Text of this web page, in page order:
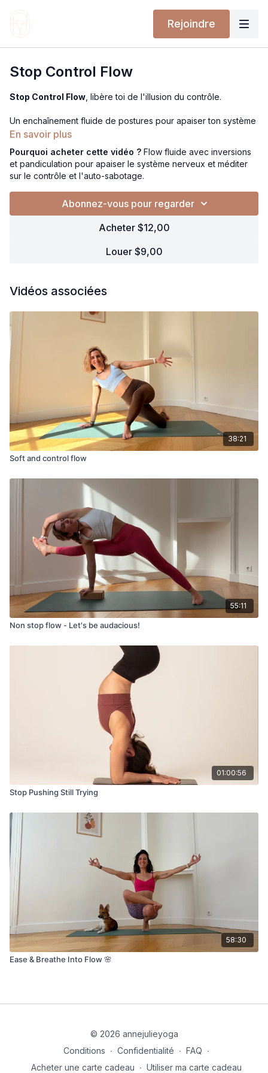
Rejoindre
Stop Control Flow
Stop Control Flow , libère toi de l'illusion du contrôle.
Un enchaînement fluide de postures pour apaiser ton système
nerveux et lâcher le contrôle. Ce flow sans interruption intègre
l’esprit et des postures puissantes (guerriers, pyramides,
flexions) pour renforcer ton corps et ton mental. Tu exploreras
lapandiculation , un mouvement naturel de relâchement et de
réveil musculaire, tout en méditant sur l'auto-sabotage, la peur
de réussir, et la tendance à tout contrôler pour rester dans ta
zone de confort. Prépare-toi à sortir de l’ordinaire et à t’ouvrir
En savoir plus
Pourquoi acheter cette vidéo ? Flow fluide avec inversions
et pandiculation pour apaiser le système nerveux et méditer
sur le contrôle et l'auto-sabotage.
Abonnez-vous pour regarder
Acheter $12,00
Louer $9,00
Vidéos associées
38:21
Soft and control flow
55:11
Non stop flow - Let's be audacious!
01:00:56
Stop Pushing Still Trying
58:30
Ease & Breathe Into Flow 🌸
© 2026 annejulieyoga
Conditions ∙ Confidentialité ∙ FAQ ∙
Acheter une carte cadeau ∙ Utiliser ma carte cadeau